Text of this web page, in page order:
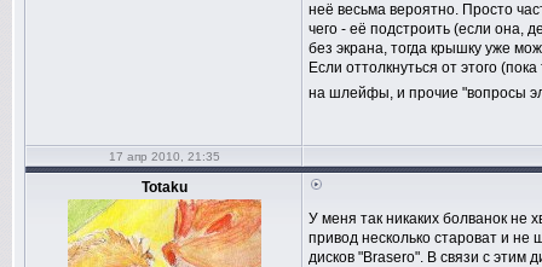
неё весьма вероятно. Просто
чего - её подстроить (если она,
без экрана, тогда крышку уже
Если оттолкнуться от этого
на шлейфы, и прочие "вопросы
17 апр 2010, 21:35
Totaku
У меня так никаких болванок не
привод несколько староват и
дисков "Brasero". В связи с этим